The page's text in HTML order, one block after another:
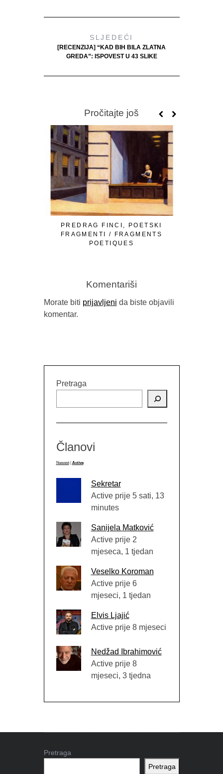
SLJEDEĆI
[RECENZIJA] “KAD BIH BILA ZLATNA
GREDA”: ISPOVEST U 43 SLIKE
Pročitajte još
PREDRAG FINCI, POETSKI
FRAGMENTI / FRAGMENTS
POETIQUES
Komentariši
Morate biti prijavljeni da biste objavili
komentar.
Pretraga
Članovi
Newest Active
Sekretar
Active prije 5 sati, 13
minutes
Sanijela Matković
Active prije 2
mjeseca, 1 tjedan
Veselko Koroman
Active prije 6
mjeseci, 1 tjedan
Elvis Ljajić
Active prije 8 mjeseci
Nedžad Ibrahimović
Active prije 8
mjeseci, 3 tjedna
Pretraga
Pretraga